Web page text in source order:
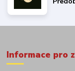
Informace pro